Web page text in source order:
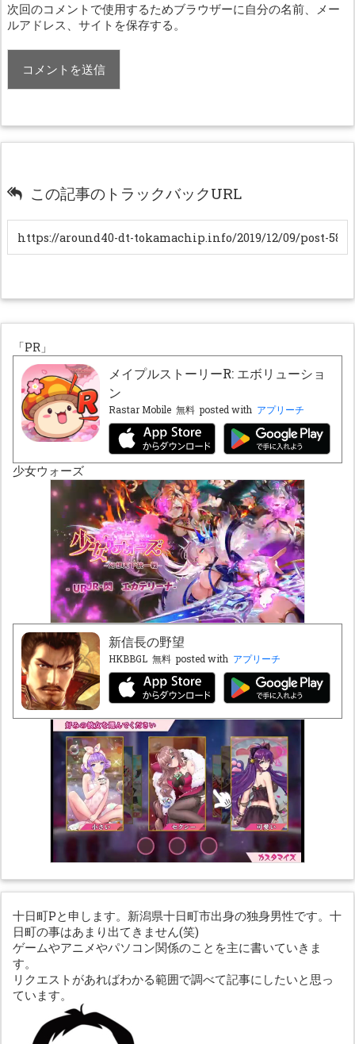
次回のコメントで使用するためブラウザーに自分の名前、メー
ルアドレス、サイトを保存する。
この記事のトラックバックURL
「PR」
メイプルストーリーR: エボリューショ
ン
Rastar Mobile 無料 posted with アプリーチ
少女ウォーズ
新信長の野望
HKBBGL 無料 posted with アプリーチ
十日町Pと申します。新潟県十日町市出身の独身男性です。十
日町の事はあまり出てきません(笑)
ゲームやアニメやパソコン関係のことを主に書いていきま
す。
リクエストがあればわかる範囲で調べて記事にしたいと思っ
ています。